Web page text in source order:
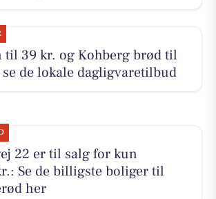
til 39 kr. og Kohberg brød til
de lokale dagligvaretilbud
22 er til salg for kun
Se de billigste boliger til
her